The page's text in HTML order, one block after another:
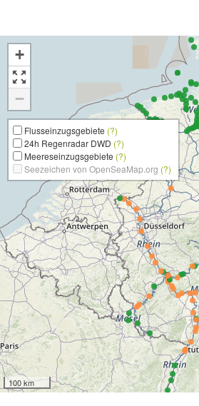
+
−
Flusseinzugsgebiete (?)
24h Regenradar DWD (?)
Meereseinzugsgebiete (?)
Seezeichen von OpenSeaMap.org (?)
100 km